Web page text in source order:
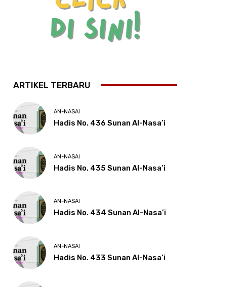
ARTIKEL TERBARU
AN-NASAI
Hadis No. 436 Sunan Al-Nasa’i
AN-NASAI
Hadis No. 435 Sunan Al-Nasa’i
AN-NASAI
Hadis No. 434 Sunan Al-Nasa’i
AN-NASAI
Hadis No. 433 Sunan Al-Nasa’i